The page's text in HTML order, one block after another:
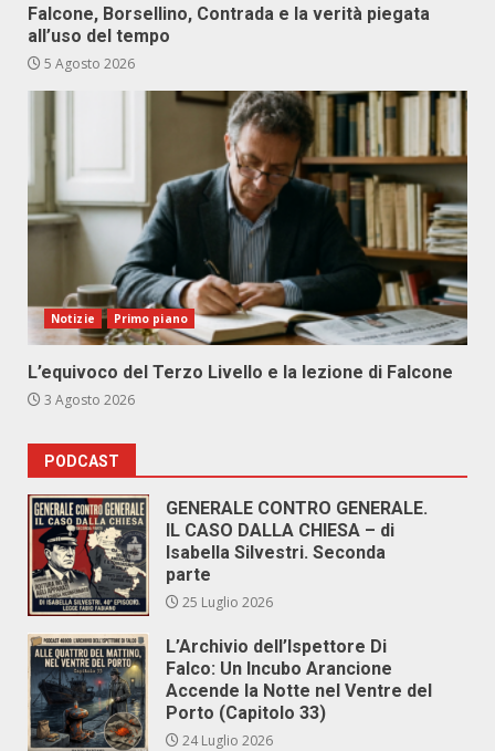
Falcone, Borsellino, Contrada e la verità piegata
all’uso del tempo
5 Agosto 2026
Notizie Primo piano
L’equivoco del Terzo Livello e la lezione di Falcone
3 Agosto 2026
PODCAST
GENERALE CONTRO GENERALE.
IL CASO DALLA CHIESA – di
Isabella Silvestri. Seconda
parte
25 Luglio 2026
L’Archivio dell’Ispettore Di
Falco: Un Incubo Arancione
Accende la Notte nel Ventre del
Porto (Capitolo 33)
24 Luglio 2026